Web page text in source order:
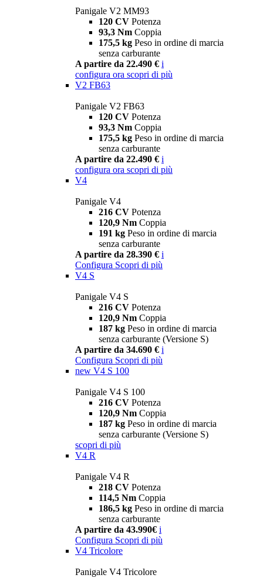
Panigale V2 MM93
120 CV Potenza
93,3 Nm Coppia
175,5 kg Peso in ordine di marcia
senza carburante
A partire da 22.490 € i
configura ora scopri di più
V2 FB63
Panigale V2 FB63
120 CV Potenza
93,3 Nm Coppia
175,5 kg Peso in ordine di marcia
senza carburante
A partire da 22.490 € i
configura ora scopri di più
V4
Panigale V4
216 CV Potenza
120,9 Nm Coppia
191 kg Peso in ordine di marcia
senza carburante
A partire da 28.390 € i
Configura Scopri di più
V4 S
Panigale V4 S
216 CV Potenza
120,9 Nm Coppia
187 kg Peso in ordine di marcia
senza carburante (Versione S)
A partire da 34.690 € i
Configura Scopri di più
new V4 S 100
Panigale V4 S 100
216 CV Potenza
120,9 Nm Coppia
187 kg Peso in ordine di marcia
senza carburante (Versione S)
scopri di più
V4 R
Panigale V4 R
218 CV Potenza
114,5 Nm Coppia
186,5 kg Peso in ordine di marcia
senza carburante
A partire da 43.990€ i
Configura Scopri di più
V4 Tricolore
Panigale V4 Tricolore